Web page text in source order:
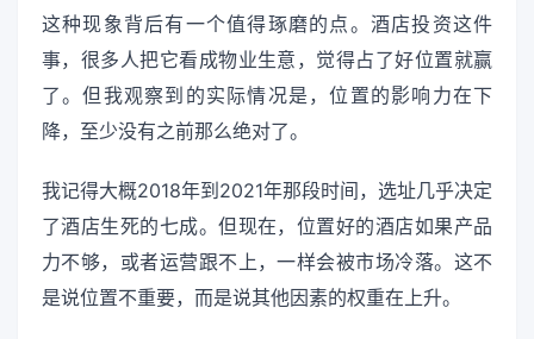
这种现象背后有一个值得琢磨的点。酒店投资这件
事，很多人把它看成物业生意，觉得占了好位置就赢
了。但我观察到的实际情况是，位置的影响力在下
降，至少没有之前那么绝对了。
我记得大概2018年到2021年那段时间，选址几乎决定
了酒店生死的七成。但现在，位置好的酒店如果产品
力不够，或者运营跟不上，一样会被市场冷落。这不
是说位置不重要，而是说其他因素的权重在上升。